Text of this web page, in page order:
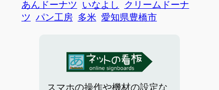
あんドーナツ いなよし
クリームドーナ
ツ パン工房 多米 愛知県豊橋市
スマホの操作や機材の設定な